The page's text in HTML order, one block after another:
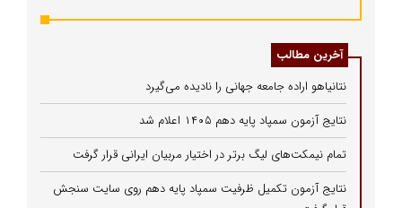
آخرین مطالب
نتانیاهو اراده جامعه جهانی را نادیده می‌گیرد
نتایج آزمون سمپاد پایه دهم ۱۴۰۵ اعلام شد
تمام نیمکت‌های لیگ برتر در اختیار مربیان ایرانی قرار گرفت
نتایج آزمون تکمیل ظرفیت سمپاد پایه دهم روی سایت سنجش